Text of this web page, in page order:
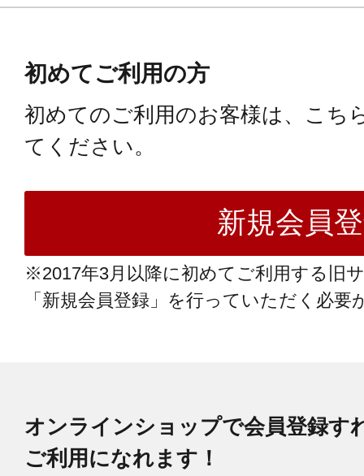
初めてご利用の方
初めてのご利用のお客様は、こち
てください。
※2017年3月以降に初めてご利用する旧
「新規会員登録」を行っていただく必要
オンラインショップで会員登録す
ご利用になれます！